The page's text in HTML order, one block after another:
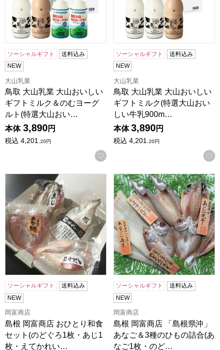
ソーシャルギフト
送料込み
NEW
大山乳業
鳥取 大山乳業 大山おいしい
ギフトミルク＆のむヨーグ
ルト(特選大山おい…
本体 3,890円
税込 4,201.20円
お気に入りに登録する
ソーシャルギフト
送料込み
NEW
大山乳業
鳥取 大山乳業 大山おいしい
ギフトミルク(特選大山おい
しい牛乳900m…
本体 3,890円
税込 4,201. 20円
島根 岡富商店 おひとり和食セット(のどぐろ1枚・あじ1枚
ソーシャルギフト
送料込み
NEW
岡富商店
島根 岡富商店 おひとり和食
セット(のどぐろ1枚・あじ1
枚・えてかれい…
島根 岡富商店 「島根県沖」
ソーシャルギフト
送料込み
NEW
岡富商店
島根 岡富商店 「島根県沖」
あなご＆3種のひもの詰合(あ
なご1枚・のど…